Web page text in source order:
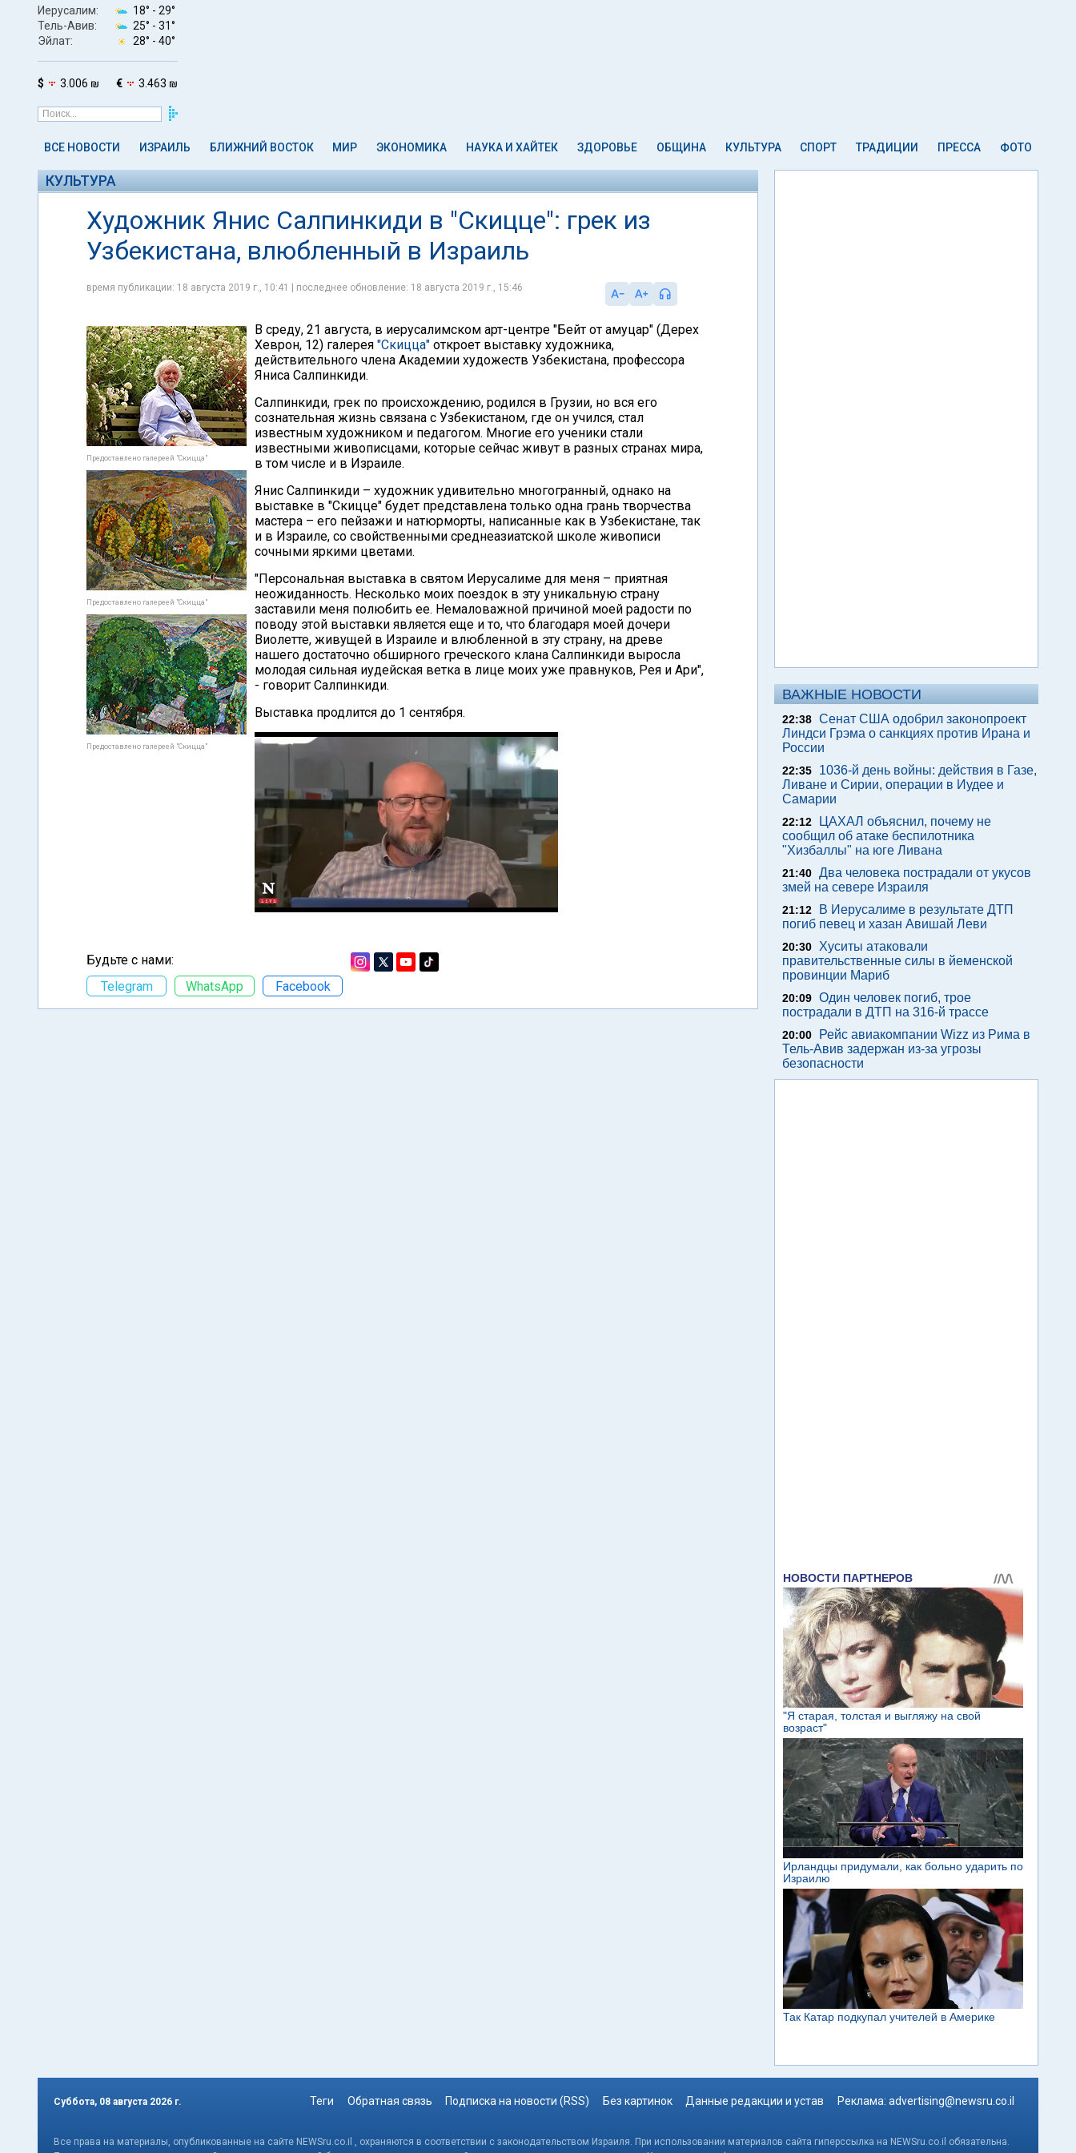
Иерусалим: 18° - 29°
Тель-Авив:
25° - 31°
Эйлат:
28° - 40°
$ 3.006 ₪ € 3.463 ₪
ВСЕ НОВОСТИ ИЗРАИЛЬ БЛИЖНИЙ ВОСТОК МИР ЭКОНОМИКА НАУКА И ХАЙТЕК ЗДОРОВЬЕ ОБЩИНА КУЛЬТУРА СПОРТ ТРАДИЦИИ ПРЕССА ФОТО
КУЛЬТУРА
Художник Янис Салпинкиди в "Скицце": грек из
Узбекистана, влюбленный в Израиль
время публикации: 18 августа 2019 г., 10:41 | последнее обновление: 18 августа 2019 г., 15:46
Предоставлено галереей "Скицца"
Предоставлено галереей "Скицца"
Предоставлено галереей "Скицца"
В среду, 21 августа, в иерусалимском арт-центре "Бейт от амуцар" (Дерех
Хеврон, 12) галерея "Скицца" откроет выставку художника,
действительного члена Академии художеств Узбекистана, профессора
Яниса Салпинкиди.
Салпинкиди, грек по происхождению, родился в Грузии, но вся его
сознательная жизнь связана с Узбекистаном, где он учился, стал
известным художником и педагогом. Многие его ученики стали
известными живописцами, которые сейчас живут в разных странах мира,
в том числе и в Израиле.
Янис Салпинкиди – художник удивительно многогранный, однако на
выставке в "Скицце" будет представлена только одна грань творчества
мастера – его пейзажи и натюрморты, написанные как в Узбекистане, так
и в Израиле, со свойственными среднеазиатской школе живописи
сочными яркими цветами.
"Персональная выставка в святом Иерусалиме для меня – приятная
неожиданность. Несколько моих поездок в эту уникальную страну
заставили меня полюбить ее. Немаловажной причиной моей радости по
поводу этой выставки является еще и то, что благодаря моей дочери
Виолетте, живущей в Израиле и влюбленной в эту страну, на древе
нашего достаточно обширного греческого клана Салпинкиди выросла
молодая сильная иудейская ветка в лице моих уже правнуков, Рея и Ари",
- говорит Салпинкиди.
Выставка продлится до 1 сентября.
Будьте с нами:
Telegram
WhatsApp Facebook
ВАЖНЫЕ НОВОСТИ
22:38 Сенат США одобрил законопроект
Линдси Грэма о санкциях против Ирана и
России
22:35
1036-й день войны: действия в Газе,
Ливане и Сирии, операции в Иудее и
Самарии
22:12
ЦАХАЛ объяснил, почему не
сообщил об атаке беспилотника
"Хизбаллы" на юге Ливана
21:40 Два человека пострадали от укусов
змей на севере Израиля
21:12
В Иерусалиме в результате ДТП
погиб певец и хазан Авишай Леви
20:30
Хуситы атаковали
правительственные силы в йеменской
провинции Мариб
20:09 Один человек погиб, трое
пострадали в ДТП на 316-й трассе
20:00
Рейс авиакомпании Wizz из Рима в
Тель-Авив задержан из-за угрозы
безопасности
Суббота, 08 августа 2026 г. Теги Обратная связь Подписка на новости (RSS) Без картинок Данные редакции и устав Реклама: advertising@newsru.co.il
Все права на материалы, опубликованные на сайте NEWSru.co.il , охраняются в соответствии с законодательством Израиля. При использовании материалов сайта гиперссылка на NEWSru.co.il обязательна.